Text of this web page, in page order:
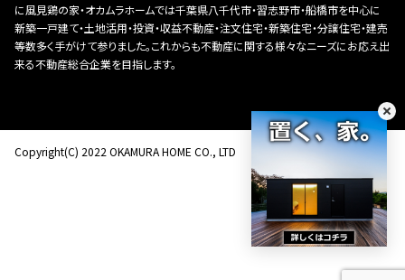
に風見鶏の家・オカムラホームでは千葉県八千代市・習志野市・船橋市を中心に
新築一戸建て・土地活用・投資・収益不動産・注文住宅・新築住宅・分譲住宅・建売
等数多く手がけて参りました。これからも不動産に関する様々なニーズにお応え出
来る不動産総合企業を目指します。
Copyright(C) 2022 OKAMURA HOME CO., LTD